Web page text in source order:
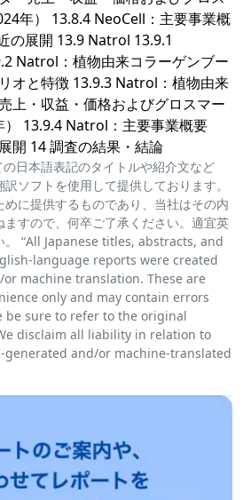
年） 13.8.4 NeoCell：主要事業概
の展開 13.9 Natrol 13.9.1
Natrol：植物由来コラーゲンブー
オと特徴 13.9.3 Natrol：植物由来
上・収益・価格およびグロスマー
） 13.9.4 Natrol：主要事業概要
開 14 調査の結果・結論
日本語表記のタイトルや紹介文など
ソフトを使用して提供しております。
に提供するものであり、当社はその内
すので、何卒ご了承ください。適宜英
。 “All Japanese titles, abstracts, and
language reports were created
machine translation. These are
only and may contain errors
be sure to refer to the original
disclaim all liability in relation to
generated and/or machine-translated